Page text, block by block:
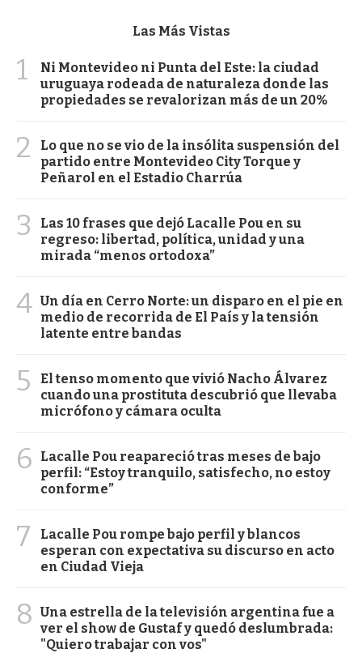
Las Más Vistas
1
Ni Montevideo ni Punta del Este: la ciudad
uruguaya rodeada de naturaleza donde las
propiedades se revalorizan más de un 20%
2
Lo que no se vio de la insólita suspensión del
partido entre Montevideo City Torque y
Peñarol en el Estadio Charrúa
3
Las 10 frases que dejó Lacalle Pou en su
regreso: libertad, política, unidad y una
mirada “menos ortodoxa”
4 Un día en Cerro Norte: un disparo en el pie en
medio de recorrida de El País y la tensión
latente entre bandas
5
El tenso momento que vivió Nacho Álvarez
cuando una prostituta descubrió que llevaba
micrófono y cámara oculta
6
Lacalle Pou reapareció tras meses de bajo
perfil: “Estoy tranquilo, satisfecho, no estoy
conforme”
7
Lacalle Pou rompe bajo perfil y blancos
esperan con expectativa su discurso en acto
en Ciudad Vieja
8 Una estrella de la televisión argentina fue a
ver el show de Gustaf y quedó deslumbrada:
"Quiero trabajar con vos"